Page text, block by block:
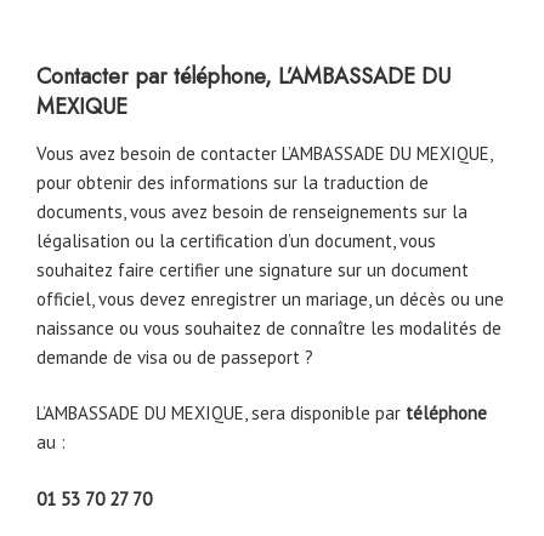
Contacter par téléphone, L’AMBASSADE DU
MEXIQUE
Vous avez besoin de contacter L’AMBASSADE DU MEXIQUE,
pour obtenir des informations sur la traduction de
documents, vous avez besoin de renseignements sur la
légalisation ou la certification d’un document, vous
souhaitez faire certifier une signature sur un document
officiel, vous devez enregistrer un mariage, un décès ou une
naissance ou vous souhaitez de connaître les modalités de
demande de visa ou de passeport ?
L’AMBASSADE DU MEXIQUE, sera disponible par téléphone
au :
01 53 70 27 70